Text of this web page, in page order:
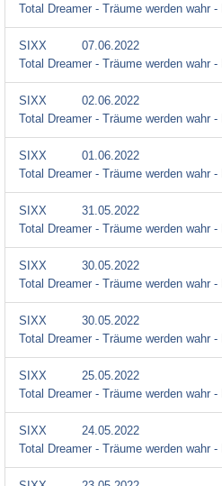
Total Dreamer - Träume werden wahr -
SIXX
07.06.2022
Total Dreamer - Träume werden wahr -
SIXX
02.06.2022
Total Dreamer - Träume werden wahr -
SIXX
01.06.2022
Total Dreamer - Träume werden wahr -
SIXX
31.05.2022
Total Dreamer - Träume werden wahr -
SIXX
30.05.2022
Total Dreamer - Träume werden wahr -
SIXX
30.05.2022
Total Dreamer - Träume werden wahr -
SIXX
25.05.2022
Total Dreamer - Träume werden wahr -
SIXX
24.05.2022
Total Dreamer - Träume werden wahr -